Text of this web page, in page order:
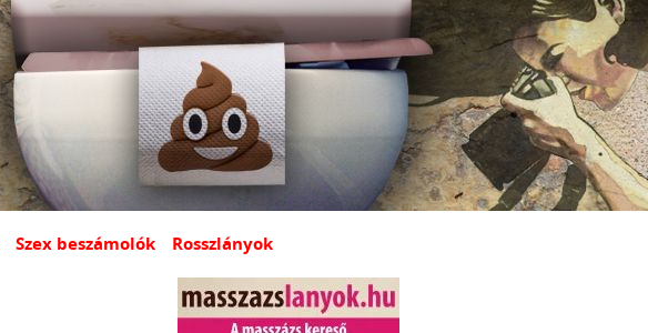
Szex beszámolók Rosszlányok